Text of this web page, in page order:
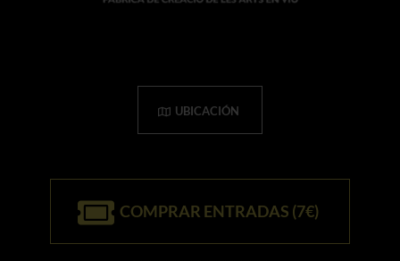
UBICACIÓN
COMPRAR ENTRADAS (7€)